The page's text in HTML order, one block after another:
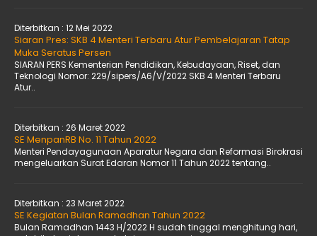
Diterbitkan : 12 Mei 2022
Siaran Pres: SKB 4 Menteri Terbaru Atur Pembelajaran Tatap
Muka Seratus Persen
SIARAN PERS Kementerian Pendidikan, Kebudayaan, Riset, dan
Teknologi Nomor: 229/sipers/A6/V/2022 SKB 4 Menteri Terbaru
Atur..
Diterbitkan : 26 Maret 2022
SE MenpanRB No. 11 Tahun 2022
Menteri Pendayagunaan Aparatur Negara dan Reformasi Birokrasi
mengeluarkan Surat Edaran Nomor 11 Tahun 2022 tentang..
Diterbitkan : 23 Maret 2022
SE Kegiatan Bulan Ramadhan Tahun 2022
Bulan Ramadhan 1443 H/2022 H sudah tinggal menghitung hari,